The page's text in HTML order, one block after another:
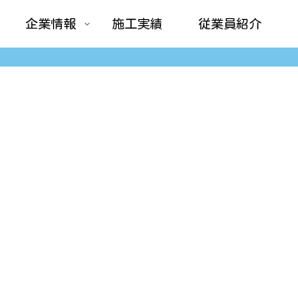
企業情報 施工実績 従業員紹介